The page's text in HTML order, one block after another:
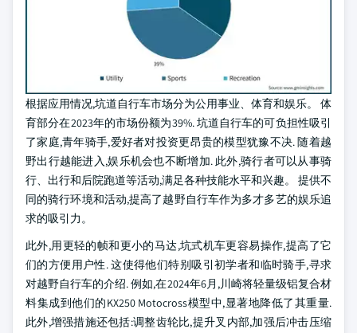
根据应用情况,坑道自行车市场分为公用事业、体育和娱乐。 体
育部分在2023年的市场份额为39%. 坑道自行车的可负担性吸引
了家庭,青年骑手,爱好者对投资更昂贵的模型犹豫不决. 随着越
野出行越能进入,娱乐机会也不断增加. 此外,骑行者可以从事骑
行、出行和后院跑道等活动,满足各种技能水平和兴趣。 提供不
同的骑行环境和活动,提高了越野自行车作为多才多艺的娱乐追
求的吸引力。
此外,用更轻的帧和更小的马达,坑式机车更容易操作,提高了它
们的方便用户性. 这使得他们特别吸引初学者和临时骑手,寻求
对越野自行车的介绍. 例如,在2024年6月,川崎将轻量级铝复合材
料集成到他们的KX250 Motocross模型中,显著地降低了其重量.
此外,增强措施还包括:调整齿轮比,提升叉内部,加强后冲击压缩